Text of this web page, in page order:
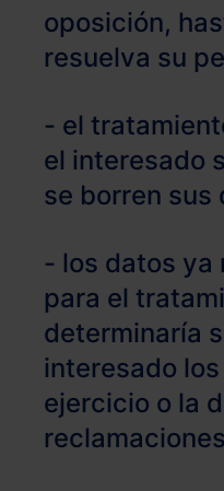
oposición,
resuelva su
- el
el interesado
se borren sus
- los datos ya
para el
determinaría
interesado
ejercicio o la